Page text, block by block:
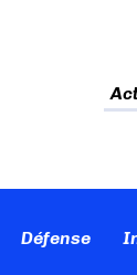
Défense